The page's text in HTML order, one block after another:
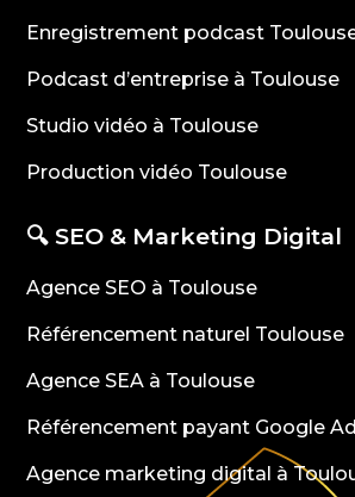
Enregistrement podcast
Podcast d’entreprise à Toulouse
Studio vidéo à Toulouse
Production vidéo Toulouse
🔍 SEO & Marketing Digital
Agence SEO à Toulouse
Référencement naturel Toulouse
Agence SEA à Toulouse
Référencement payant Google
Agence marketing digital à